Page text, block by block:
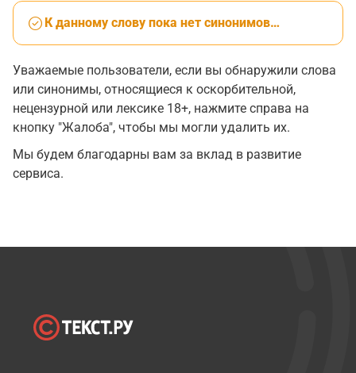
К данному слову пока нет синонимов…
Уважаемые пользователи, если вы обнаружили слова
или синонимы, относящиеся к оскорбительной,
нецензурной или лексике 18+, нажмите справа на
кнопку "Жалоба", чтобы мы могли удалить их.
Мы будем благодарны вам за вклад в развитие
сервиса.